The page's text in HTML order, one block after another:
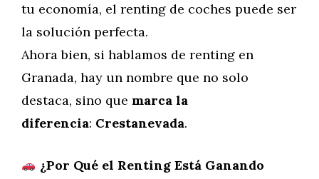
tu economía, el renting de coches puede ser
la solución perfecta.
Ahora bien, si hablamos de renting en
Granada, hay un nombre que no solo
destaca, sino que marca la
diferencia: Crestanevada.
¿Por Qué el Renting Está Ganando